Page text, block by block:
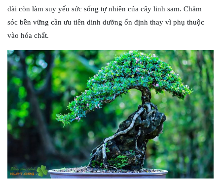
dài còn làm suy yếu sức sống tự nhiên của cây linh sam. Chăm
sóc bền vững cần ưu tiên dinh dưỡng ổn định thay vì phụ thuộc
vào hóa chất.